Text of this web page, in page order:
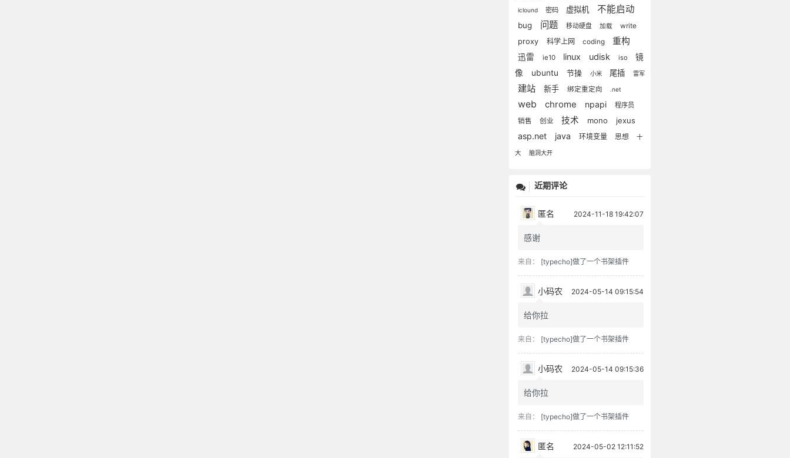
iclound 密码 虚拟机 不能启动
bug 问题 移动硬盘 加载 write
proxy 科学上网 coding 重构
迅雷 ie10 linux udisk iso
镜
像
ubuntu 节操 小米 尾插 雷军
建站 新手 绑定重定向 .net
web chrome npapi
程序员
销售
创业 技术 mono jexus
asp.net java 环境变量 思想 十
大 脑洞大开
近期评论
匿名 2024-11-18 19:42:07
感谢
来自： [typecho]做了一个书架插件
小码农 2024-05-14 09:15:54
给你拉
来自： [typecho]做了一个书架插件
小码农 2024-05-14 09:15:36
给你拉
来自： [typecho]做了一个书架插件
匿名 2024-05-02 12:11:52